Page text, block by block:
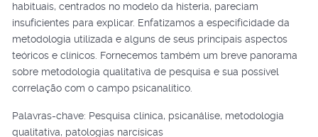
habituais, centrados no modelo da histeria, pareciam
insuficientes para explicar. Enfatizamos a especificidade da
metodologia utilizada e alguns de seus principais aspectos
teóricos e clínicos. Fornecemos também um breve panorama
sobre metodologia qualitativa de pesquisa e sua possível
correlação com o campo psicanalítico.
Palavras-chave: Pesquisa clínica, psicanálise, metodologia
qualitativa, patologias narcísicas